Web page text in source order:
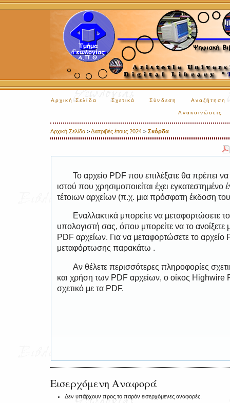
Αρχική Σελίδα Σχετικά Σύνδεση Αναζήτηση
Ανακοινώσεις
Αρχική Σελίδα >Διατριβές έτους 2024 > Σκόρδα
Το αρχείο PDF που επιλέξατε θα πρέπει
ιστού που χρησιμοποιείται έχει
τέτοιων αρχείων (π.χ. μια πρόσφατη έκδοση
Εναλλακτικά μπορείτε να μεταφορτώσετε
υπολογιστή σας, όπου μπορείτε να το
PDF αρχείων. Για να μεταφορτώσετε το
μεταφόρτωσης παρακάτω .
Αν θέλετε περισσότερες πληροφορίες
και χρήση των PDF αρχείων, ο οίκος Highwire
σχετικό με τα PDF.
Εισερχόμενη Αναφορά
Δεν υπάρχουν προς το παρόν εισερχόμενες αναφορές.